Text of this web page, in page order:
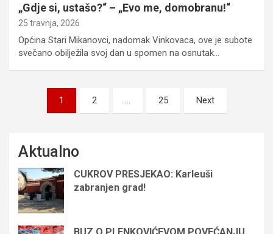
„Gdje si, ustašo?“ – „Evo me, domobranu!“
25 travnja, 2026
Općina Stari Mikanovci, nadomak Vinkovaca, ove je subote
svečano obilježila svoj dan u spomen na osnutak…
stranica
1 2 … 25 Next
Aktualno
CUKROV PRESJEKAO: Karleuši
zabranjen grad!